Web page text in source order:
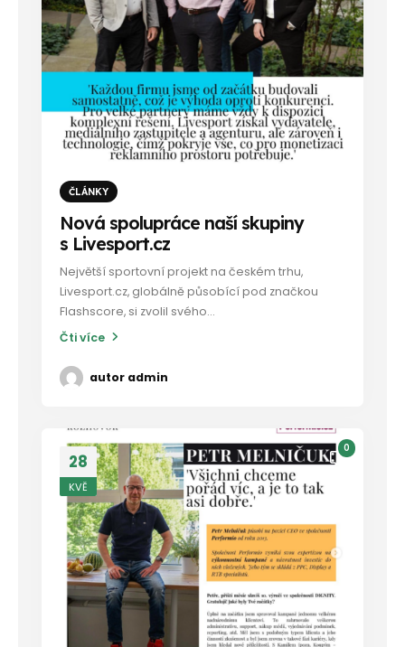
ČLÁNKY
Nová spolupráce naší skupiny
s Livesport.cz
Největší sportovní projekt na českém trhu,
Livesport.cz, globálně působící pod značkou
Flashscore, si zvolil svého...
Čti více
autor admin
28
KVĚ
0